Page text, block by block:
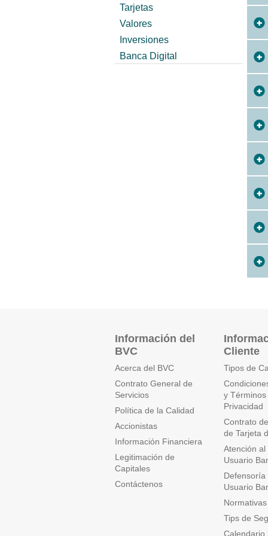
Tarjetas
Valores
Inversiones
Banca Digital
Información del
BVC
Acerca del BVC
Contrato General de
Servicios
Política de la Calidad
Accionistas
Información Financiera
Legitimación de
Capitales
Contáctenos
Cliente
Tipos de
y
Privacidad
Contrato
de Tarjeta
Atención al
Usuario
Defensoría
Usuario
Tips de
Calendario